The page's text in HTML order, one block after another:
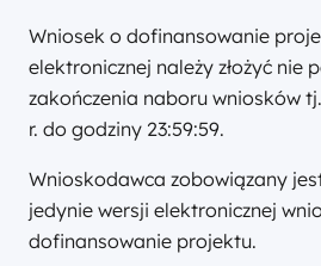
Wniosek o dofinansowanie
elektronicznej należy złożyć nie
zakończenia naboru wniosków
r. do godziny 23:59:59.
Wnioskodawca zobowiązany
jedynie wersji elektronicznej
dofinansowanie projektu.